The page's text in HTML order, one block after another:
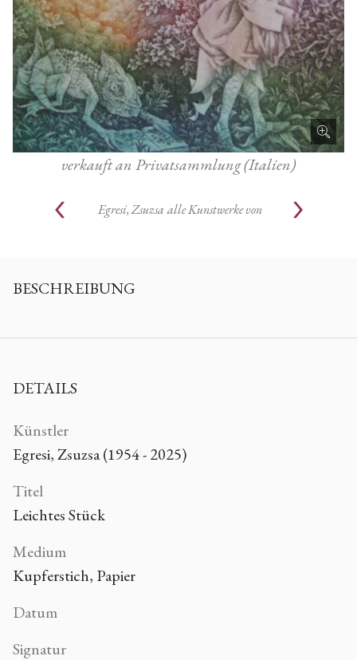
verkauft an Privatsammlung (Italien)
Egresi, Zsuzsa alle Kunstwerke von
BESCHREIBUNG
DETAILS
Künstler
Egresi, Zsuzsa (1954 - 2025)
Titel
Leichtes Stück
Medium
Kupferstich, Papier
Datum
Signatur